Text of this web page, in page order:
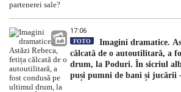
17:06
FOTO
Imagini dramatice.
călcată de o autoutilitară, a
drum, la Poduri. În sicriul
puși pumni de bani și jucării